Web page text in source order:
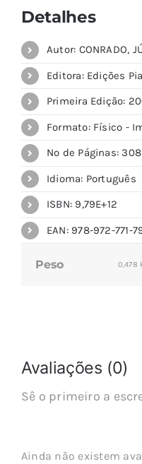
Detalhes
Autor: CONRADO,
Editora: Edições
Primeira Edição:
Formato: Físico -
Nº de Páginas: 308
Idioma: Português
ISBN: 9,79E+12
EAN: 978-972-771-
Peso 0,478
Avaliações (0)
Sê o primeiro a
Ainda não existem